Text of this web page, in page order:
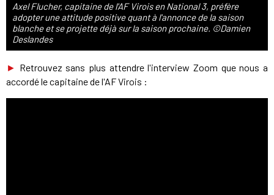
Axel Flucher, capitaine de l'AF Virois en National 3, préfère
adopter une attitude positive quant à l'annonce de la saison
blanche et se projette déjà sur la saison prochaine. ©Damien
Deslandes
► Retrouvez sans plus attendre l'interview Zoom que nous a
accordé le capitaine de l'AF Virois :